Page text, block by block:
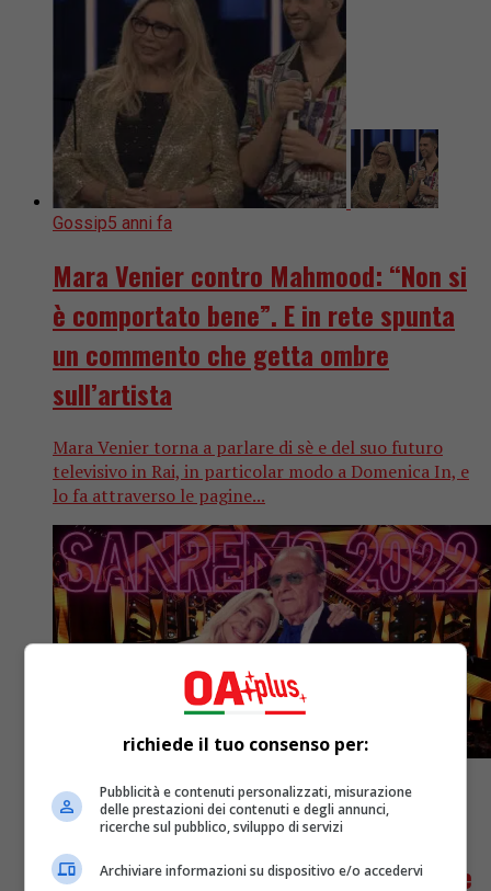
Gossip5 anni fa
Mara Venier contro Mahmood: “Non si
è comportato bene”. E in rete spunta
un commento che getta ombre
sull’artista
Mara Venier torna a parlare di sè e del suo futuro
televisivo in Rai, in particolar modo a Domenica In, e
lo fa attraverso le pagine...
Musica5 anni fa
Sanremo 2022: Ipotesi Renzo Arbore e
richiede il tuo consenso per:
Pubblicità e contenuti personalizzati, misurazione
delle prestazioni dei contenuti e degli annunci,
ricerche sul pubblico, sviluppo di servizi
Archiviare informazioni su dispositivo e/o accedervi